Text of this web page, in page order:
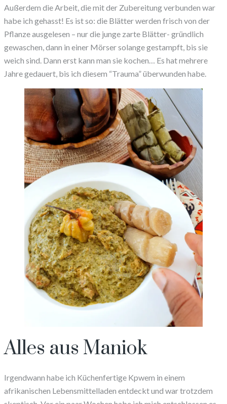
Außerdem die Arbeit, die mit der Zubereitung verbunden war
habe ich gehasst! Es ist so: die Blätter werden frisch von der
Pflanze ausgelesen – nur die junge zarte Blätter- gründlich
gewaschen, dann in einer Mörser solange gestampft, bis sie
weich sind. Dann erst kann man sie kochen… Es hat mehrere
Jahre gedauert, bis ich diesem “Trauma” überwunden habe.
Alles aus Maniok
Irgendwann habe ich Küchenfertige Kpwem in einem
afrikanischen Lebensmittelladen entdeckt und war trotzdem